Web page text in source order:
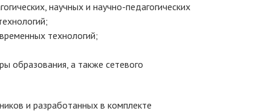
научных и научно-педагогических
технологий;
образования, а также сетевого
и разработанных в комплекте